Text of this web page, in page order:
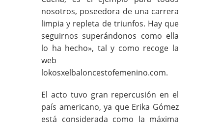
nosotros, poseedora de una carrera
limpia y repleta de triunfos. Hay que
seguirnos superándonos como ella
lo ha hecho», tal y como recoge la
web
lokosxelbaloncestofemenino.com.
El acto tuvo gran repercusión en el
país americano, ya que Erika Gómez
está considerada como la máxima